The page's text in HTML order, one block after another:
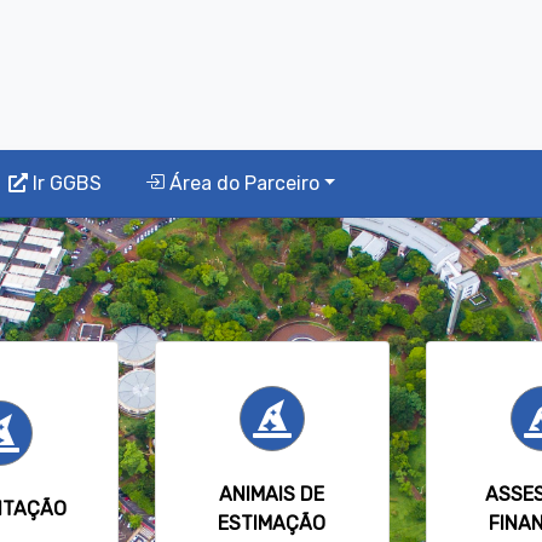
Ir GGBS Área do Parceiro
ANIMAIS DE
ESTIMAÇÃO